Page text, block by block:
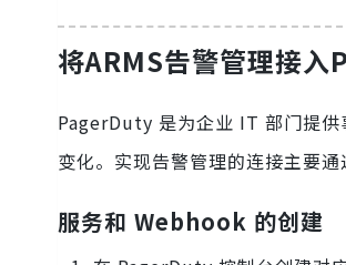
将ARMS告警管理接
PagerDuty 是为企业 IT 部门提供
变化。实现告警管理的连接主要
服务和 Webhook 的创建